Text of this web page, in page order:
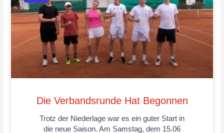
Die Verbandsrunde Hat Begonnen
Trotz der Niederlage war es ein guter Start in
die neue Saison. Am Samstag, dem 15.06